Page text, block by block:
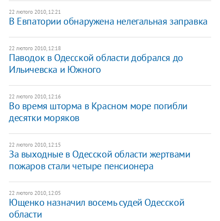
22 лютого 2010, 12:21
В Евпатории обнаружена нелегальная заправка
22 лютого 2010, 12:18
Паводок в Одесской области добрался до
Ильичевска и Южного
22 лютого 2010, 12:16
Во время шторма в Красном море погибли
десятки моряков
22 лютого 2010, 12:15
За выходные в Одесской области жертвами
пожаров стали четыре пенсионера
22 лютого 2010, 12:05
Ющенко назначил восемь судей Одесской
области